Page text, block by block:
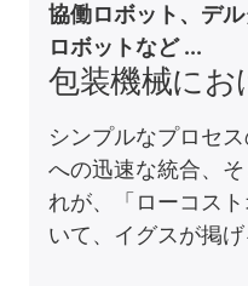
協働ロボット、デ
ロボットなど ...
包装機械にお
シンプルなプロセ
への迅速な統合、
れが、「ローコス
いて、イグスが掲げ